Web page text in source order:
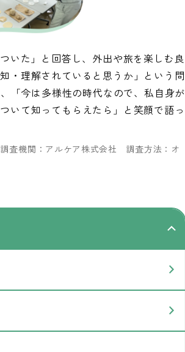
いた」と回答し、外出や旅を楽しむ良
・理解されていると思うか」という問
「今は多様性の時代なので、私自身が
いて知ってもらえたら」と笑顔で語っ
査機関：アルケア株式会社 調査方法：オ